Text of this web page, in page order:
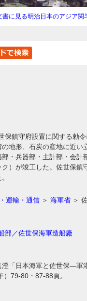
書に見る明治日本のアジア関
保鎮守府設置に関する勅
地形、石炭の産地に近
・兵器部・主計部・会
ク）が竣工した。佐世保
運輸・通信 ＞ 海軍省 ＞
部／佐世保海軍造船廠
澄「日本海軍と佐世保―
79-80・87-88頁。